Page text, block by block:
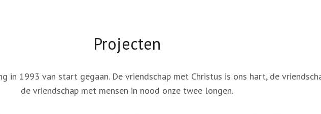
Projecten
in 1993 van start gegaan. De vriendschap met Christus is ons hart, de
de vriendschap met mensen in nood onze twee longen.